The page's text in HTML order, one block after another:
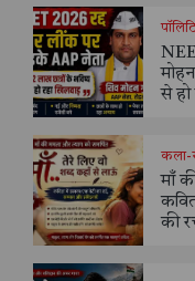
से हो
कला-
माँ
की